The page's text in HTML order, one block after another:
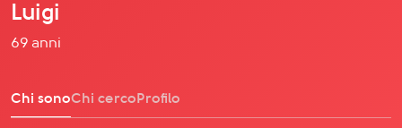
Luigi
69 anni
Chi sonoChi cercoProfilo